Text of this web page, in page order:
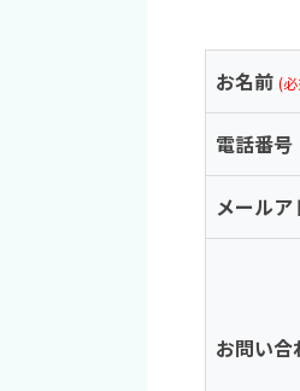
お名前 (
電話番号
メールア
お問い合